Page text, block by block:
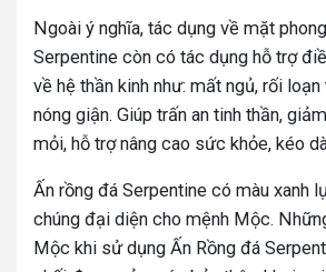
Ngoài ý nghĩa, tác dụng về mặt
Serpentine còn có tác dụng hỗ trợ
về hệ thần kinh như: mất ngủ, rối loạn
nóng giận. Giúp trấn an tinh thần,
mỏi, hỗ trợ nâng cao sức khỏe, kéo
Ấn rồng đá Serpentine có màu xanh
chúng đại diện cho mệnh Mộc.
Mộc khi sử dụng Ấn Rồng đá